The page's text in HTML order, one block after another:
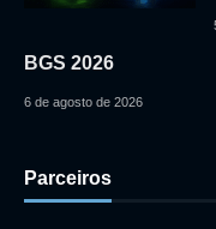
BGS 2026
6 de agosto de 2026
Parceiros